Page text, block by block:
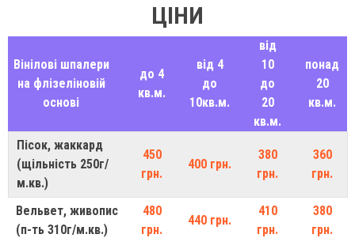
ЦІНИ
Вінілові шпалери
на флізеліновій
основі
до 4
кв.м.
від 4
до
10кв.м.
від
10
до
20
кв.м.
понад
20
кв.м.
Пісок, жаккард
(щільність 250г/
м.кв.)
450
грн.
400 грн.
380
грн.
360
грн.
Вельвет, живопис
(п-ть 310г/м.кв.)
480
грн.
440 грн.
410
грн.
380
грн.